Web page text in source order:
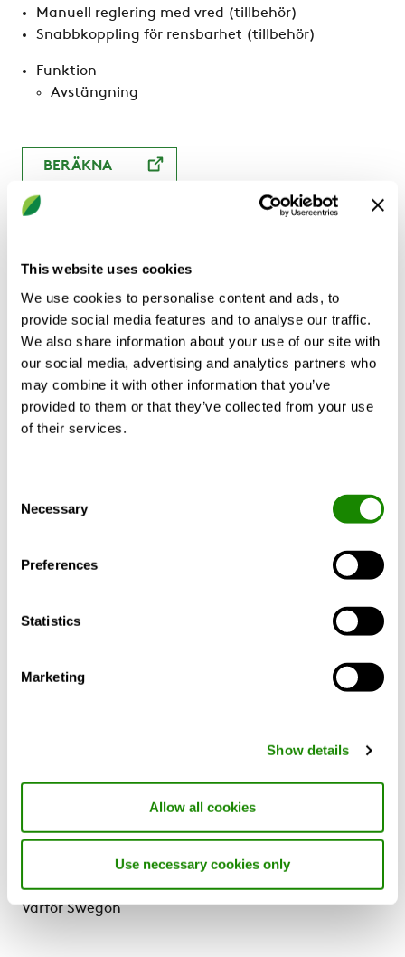
This website uses cookies
We use cookies to personalise content and ads, to
provide social media features and to analyse our traffic.
We also share information about your use of our site with
our social media, advertising and analytics partners who
may combine it with other information that you’ve
provided to them or that they’ve collected from your use
of their services.
Selection
Necessary
Preferences
Statistics
Marketing
Show details
Allow all cookies
Use necessary cookies only
Manuell reglering med vred (tillbehör)
Snabbkoppling för rensbarhet (tillbehör)
Funktion
Avstängning
BERÄKNA
Utförande
Om oss
Lösningar & tjänster
Referenser & kunskap
Support & Software
Hållbarhet
Varför Swegon